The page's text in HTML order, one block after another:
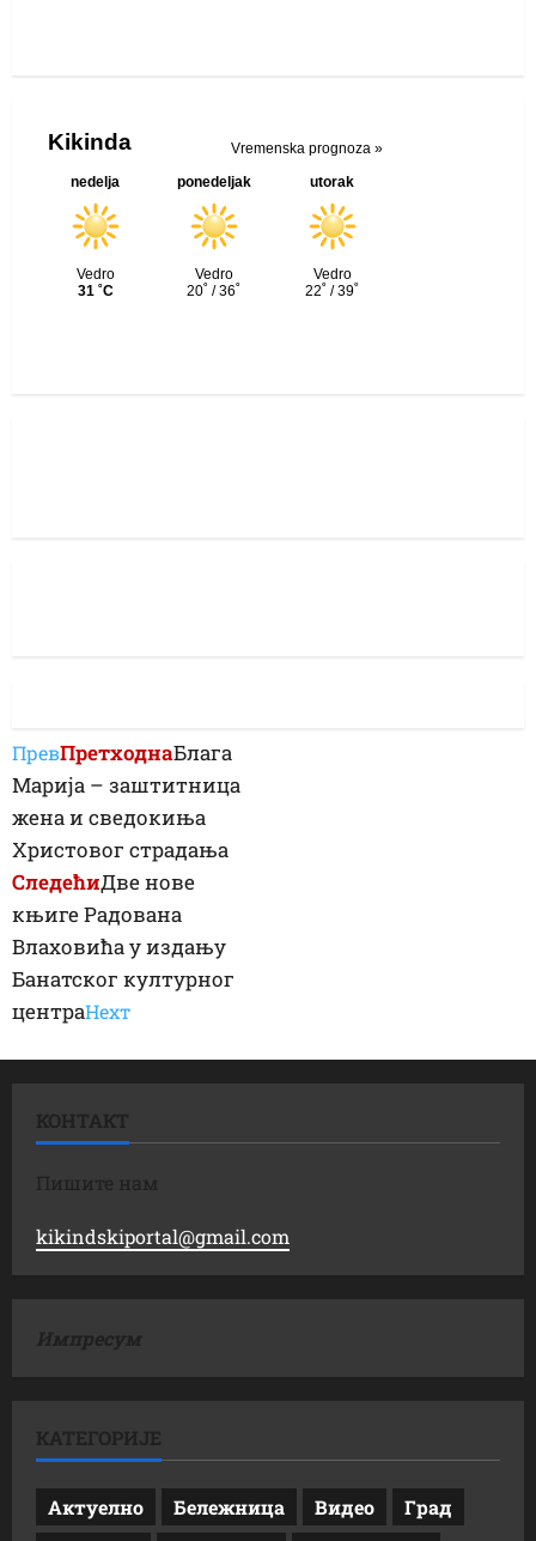
ПревПретходнаБлага
Марија – заштитница
жена и сведокиња
Христовог страдања
СледећиДве нове
књиге Радована
Влаховића у издању
Банатског културног
центраНеxт
КОНТАКТ
Пишите нам
kikindskiportal@gmail.com
Импресум
КАТЕГОРИЈЕ
Актуелно Бележница Видео
Град